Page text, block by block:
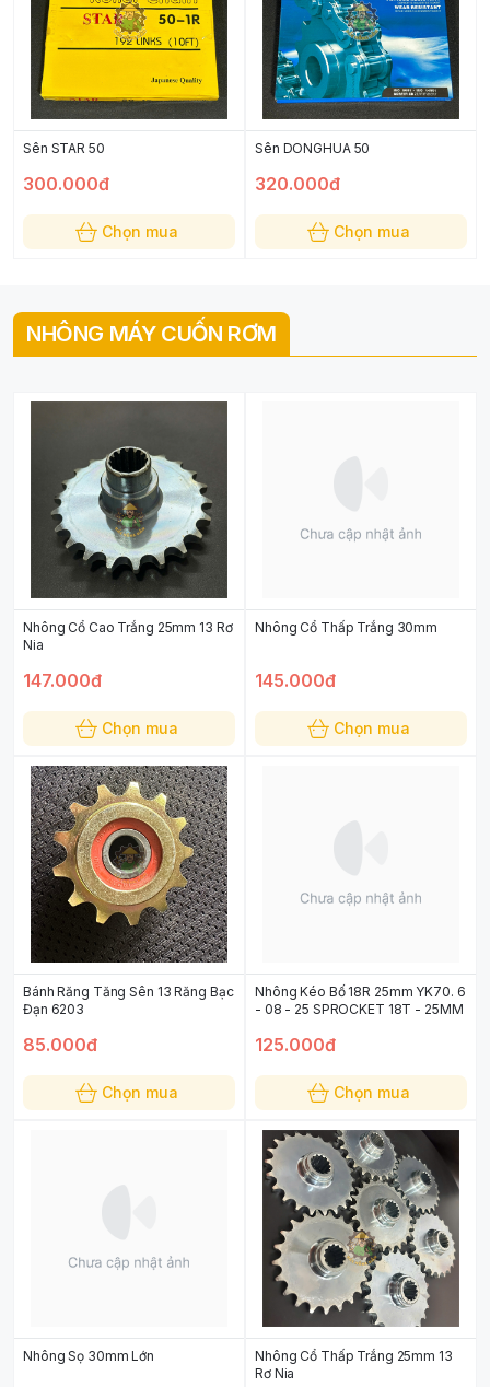
Sên STAR 50
300.000đ
Chọn mua
Sên DONGHUA 50
320.000đ
Chọn mua
NHÔNG MÁY CUỐN RƠM
Nhông Cổ Cao Trắng 25mm 13 Rơ
Nia
147.000đ
Chọn mua
Nhông Cổ Thấp Trắng 30mm
145.000đ
Chọn mua
Bánh Răng Tăng Sên 13 Răng Bạc
Đạn 6203
85.000đ
Chọn mua
Nhông Kéo Bố 18R 25mm YK70. 6
- 08 - 25 SPROCKET 18T - 25MM
125.000đ
Chọn mua
Nhông Sọ 30mm Lớn
Nhông Cổ Thấp Trắng 25mm 13
Rơ Nia